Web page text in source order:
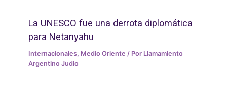
La UNESCO fue una derrota diplomática
para Netanyahu
Internacionales, Medio Oriente / Por Llamamiento
Argentino Judio